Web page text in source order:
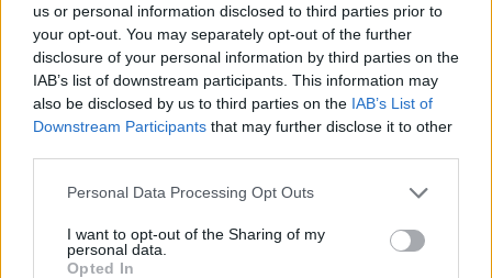
us or personal information disclosed to third parties prior to
your opt-out. You may separately opt-out of the further
disclosure of your personal information by third parties on the
IAB’s list of downstream participants. This information may
also be disclosed by us to third parties on the IAB’s List of
Downstream Participants that may further disclose it to other
Personal Data Processing Opt Outs
I want to opt-out of the Sharing of my
personal data.
Opted In
PNCR (Terheș)
Partidul Patrioților (Surugiu)
FAR (Coarnă)
România pe Primul Loc (Ponta)
Arată rezultatele